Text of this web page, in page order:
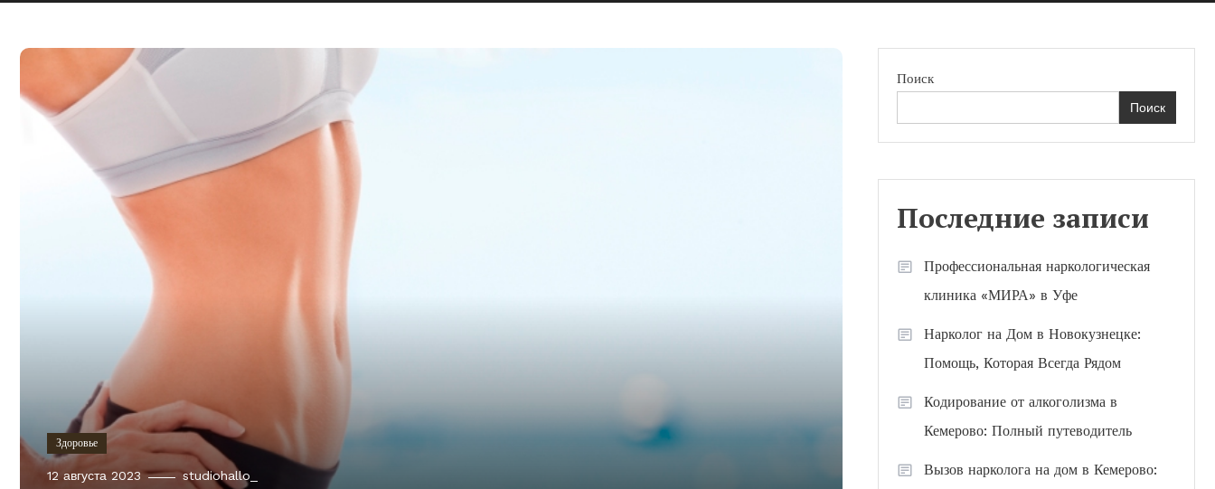
Здоровье
12 августа 2023 studiohallo_
Поиск
Поиск
Последние записи
Профессиональная наркологическая
клиника «МИРА» в Уфе
Нарколог на Дом в Новокузнецке:
Помощь, Которая Всегда Рядом
Кодирование от алкоголизма в
Кемерово: Полный путеводитель
Вызов нарколога на дом в Кемерово: